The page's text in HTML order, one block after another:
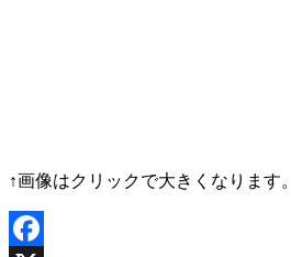
↑画像はクリックで大きくなります。